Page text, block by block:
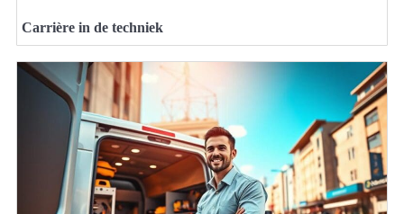
Carrière in de techniek